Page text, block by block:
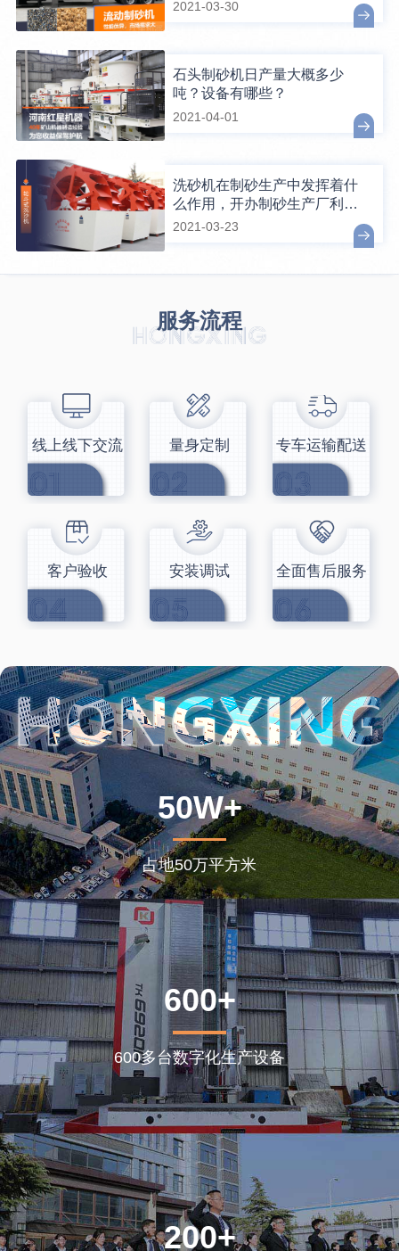
2021-03-30
石头制砂机日产量大概多少
吨？设备有哪些？
2021-04-01
洗砂机在制砂生产中发挥着什
么作用，开办制砂生产厂利润
怎么样？
2021-03-23
服务流程
线上线下交流 量身定制 专车运输配送
客户验收 安装调试 全面售后服务
50W+
占地50万平方米
600+
600多台数字化生产设备
200+